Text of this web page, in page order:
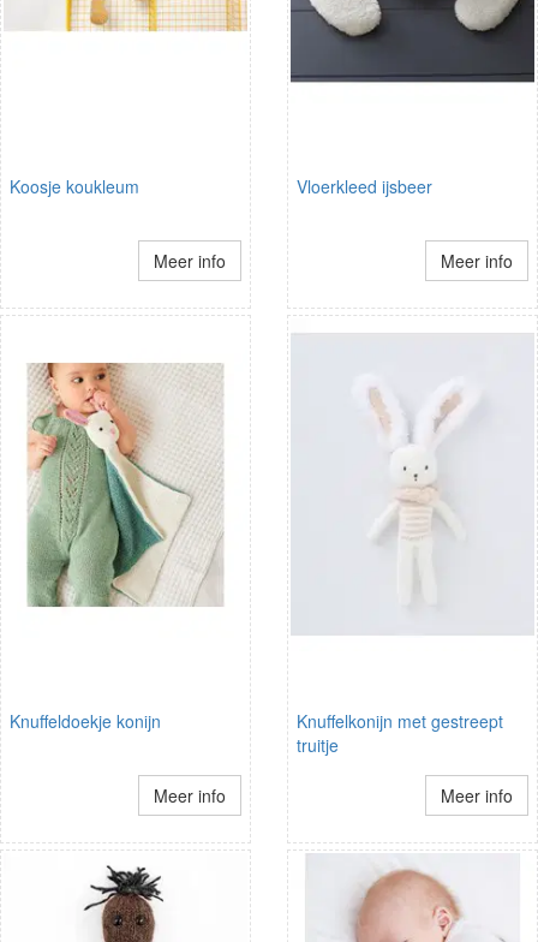
Koosje koukleum
Meer info
Vloerkleed ijsbeer
Meer info
Knuffeldoekje konijn
Meer info
Knuffelkonijn met gestreept
truitje
Meer info